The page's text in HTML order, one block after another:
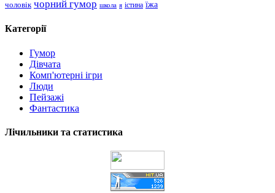
чоловік чорний гумор школа я істина їжа
Категорії
Гумор
Дівчата
Комп'ютерні ігри
Люди
Пейзажі
Фантастика
Лічильники та статистика